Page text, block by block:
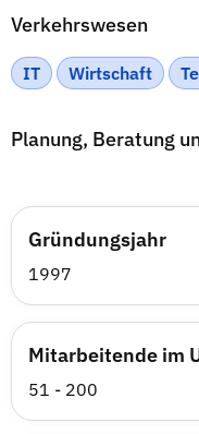
Verkehrswesen
IT Wirtschaft
Planung, Beratung
Gründungsjahr
1997
Mitarbeitende im
51 - 200